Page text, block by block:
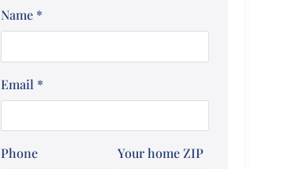
Name *
Email *
Phone Your home ZIP